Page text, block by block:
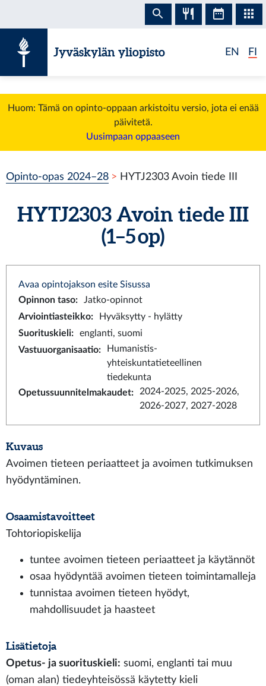
Jyväskylän yliopisto EN FI
Huom: Tämä on opinto-oppaan arkistoitu versio, jota ei enää
päivitetä.
Uusimpaan oppaaseen
Opinto-opas 2024–28 HYTJ2303 Avoin tiede III
HYTJ2303 Avoin tiede III
(1–5 op)
Avaa opintojakson esite Sisussa
Opinnon taso:
Jatko-opinnot
Arviointiasteikko:
Hyväksytty - hylätty
Suorituskieli:
englanti, suomi
Vastuuorganisaatio:
Humanistis-
yhteiskuntatieteellinen
tiedekunta
Opetussuunnitelmakaudet:
2024-2025, 2025-2026,
2026-2027, 2027-2028
Kuvaus
Avoimen tieteen periaatteet ja avoimen tutkimuksen
hyödyntäminen.
Osaamistavoitteet
Tohtoriopiskelija
tuntee avoimen tieteen periaatteet ja käytännöt
osaa hyödyntää avoimen tieteen toimintamalleja
tunnistaa avoimen tieteen hyödyt,
mahdollisuudet ja haasteet
Lisätietoja
Opetus- ja suorituskieli: suomi, englanti tai muu
(oman alan) tiedeyhteisössä käytetty kieli